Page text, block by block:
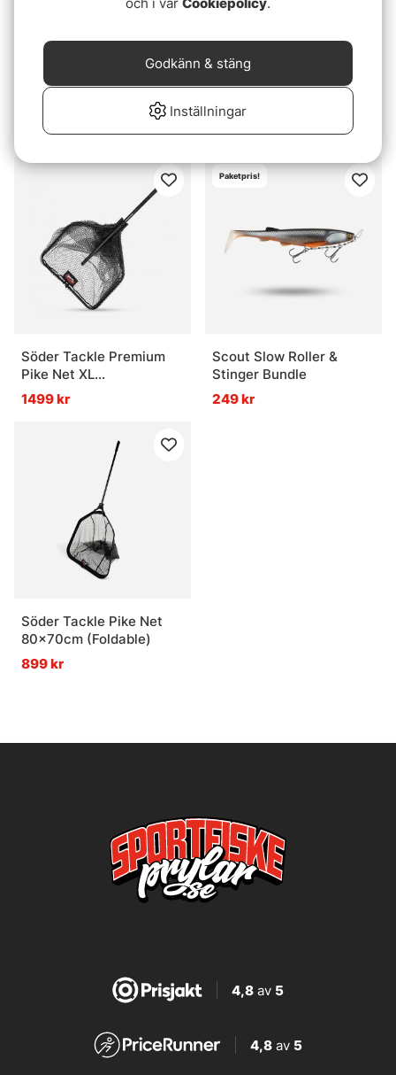
Söder Tackle Perch Body
199 kr
Söder Tackle Versatile
Net 70x60cm (foldable)
849 kr
Söder Tackle Premium
Pike Net XL
(L76xW81xD100cm,
Handle 188-235cm)
1499 kr
Paketpris!
Scout Slow Roller &
Stinger Bundle
249 kr
Söder Tackle Pike Net
80x70cm (Foldable)
899 kr
4,8av 5
4,8 av 5
Inställningar
Godkänn & stäng